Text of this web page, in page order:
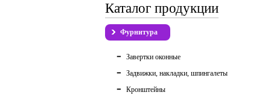
Каталог продукции
Фурнитура
Завертки оконные
Задвижки, накладки, шпингалеты
Кронштейны